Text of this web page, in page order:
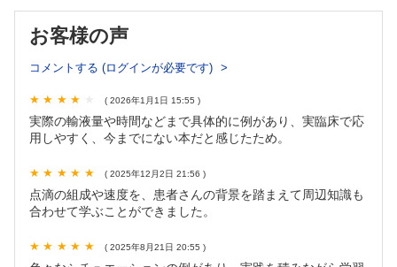
れた!! 血液データ、こじれてそうだなぁ。
られないよね?!
全だ。
コラム 循環動態の概要を把握するエコーにチャレンジ!!
Case 8 当直 ショックの対応を任された!! どんな準備をし
コラム 身体所見から〝静脈瘤出血らしさ〟を見積もる
Case 9 病棟 胆管炎での敗血症性ショックの入院担当に!!
今日の輸液戦略を一緒に考えよう!!
コラム 〝輸液反応性あり〟≠〝有効循環血漿量低下〟
お客様の声
コメントする (ログインが必要です)
( 2026年1月1日 15:55 )
実際の輸液量や時間などまで具体的に例があり、実臨床で応
用しやすく、今までにない本だと感じたため。
( 2025年12月2日 21:56 )
点滴の組成や速度を、患者さんの背景を踏まえて周辺知識も
合わせて学ぶことができました。
( 2025年8月21日 20:55 )